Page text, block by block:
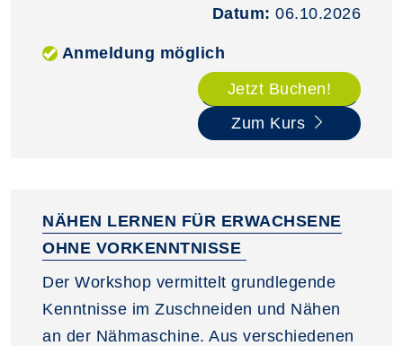
Datum: 06.10.2026
Anmeldung möglich
Jetzt Buchen!
Zum Kurs
NÄHEN LERNEN FÜR ERWACHSENE
OHNE VORKENNTNISSE
Der Workshop vermittelt grundlegende
Kenntnisse im Zuschneiden und Nähen
an der Nähmaschine. Aus verschiedenen